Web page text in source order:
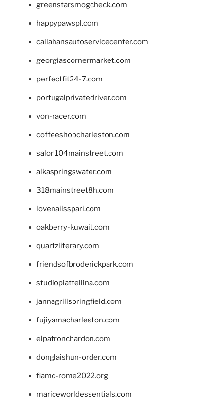
greenstarsmogcheck.com
happypawspl.com
callahansautoservicecenter.com
georgiascornermarket.com
perfectfit24-7.com
portugalprivatedriver.com
von-racer.com
coffeeshopcharleston.com
salon104mainstreet.com
alkaspringswater.com
318mainstreet8h.com
lovenailsspari.com
oakberry-kuwait.com
quartzliterary.com
friendsofbroderickpark.com
studiopiattellina.com
jannagrillspringfield.com
fujiyamacharleston.com
elpatronchardon.com
donglaishun-order.com
fiamc-rome2022.org
mariceworldessentials.com